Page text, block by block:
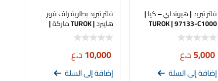
فلتر تبريد | هيونداي – كيا |
TUROK | 97133-C1000
5,000د.ع
إضافة إلى السلة
فلتر تبريد بطارية راف فور
هايبرد | TUROK ماركة |
تجاري
10,000د.ع
إضافة إلى السلة